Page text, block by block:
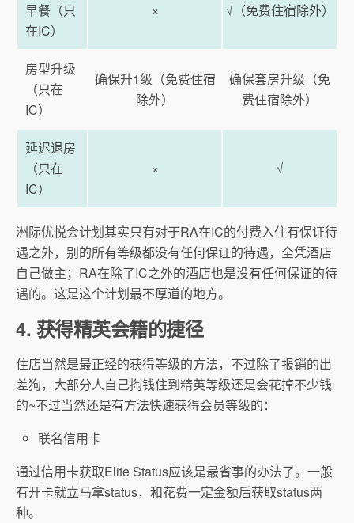
早餐（只
在IC）
× √（免费住宿除外）
房型升级
（只在
IC）
确保升1级（免费住宿
除外）
确保套房升级（免
费住宿除外）
延迟退房
（只在
IC）
× √
洲际优悦会计划其实只有对于RA在IC的付费入住有保证待
遇之外，别的所有等级都没有任何保证的待遇，全凭酒店
自己做主；RA在除了IC之外的酒店也是没有任何保证的待
遇的。这是这个计划最不厚道的地方。
4. 获得精英会籍的捷径
住店当然是最正经的获得等级的方法，不过除了报销的出
差狗，大部分人自己掏钱住到精英等级还是会花掉不少钱
的~不过当然还是有方法快速获得会员等级的：
联名信用卡
通过信用卡获取Elite Status应该是最省事的办法了。一般
有开卡就立马拿status，和花费一定金额后获取status两
种。